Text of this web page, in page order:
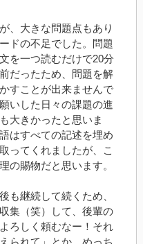
、大きな問題点もあり
ドの不足でした。問題
を一つ読むだけで20分
だったため、問題を解
すことが出来ませんで
いした日々の課題の進
大きかったと思いま
はすべての記述を埋め
ってくれましたが、こ
の賜物だと思います。
も継続して続くため、
集（笑）して、後輩の
ろしく頼むなー！それ
られて」とか、めっち